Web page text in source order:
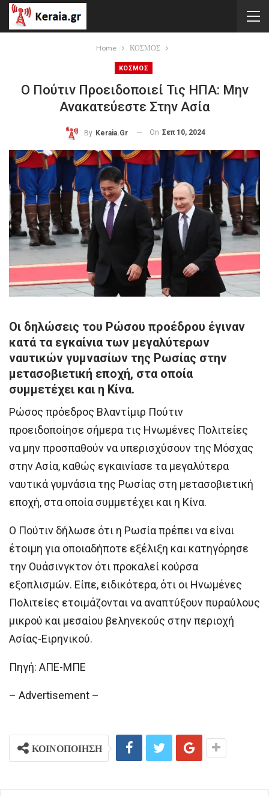
Home ΚΟΣΜΟΣ
ΚΟΣΜΟΣ
Ο Πούτιν Προειδοποιεί Τις ΗΠΑ: Μην
Ανακατεύεστε Στην Ασία
By Keraia.gr On Σεπ 10, 2024
Οι δηλώσεις του Ρώσου προέδρου έγιναν
κατά τα εγκαίνια των μεγαλύτερων
ναυτικών γυμνασίων της Ρωσίας στην
μετασοβιετική εποχή, στα οποία
συμμετέχει και η Κίνα.
Ρώσος πρόεδρος Βλαντίμιρ Πούτιν
προειδοποίησε σήμερα τις Ηνωμένες Πολιτείες
να μην προσπαθούν να υπερισχύσουν της Μόσχας
στην Ασία, καθώς εγκαινίασε τα μεγαλύτερα
ναυτικά γυμνάσια της Ρωσίας στη μετασοβιετική
εποχή, στα οποία συμμετέχει και η Κίνα.
Ο Πούτιν δήλωσε ότι η Ρωσία πρέπει να είναι
έτοιμη για οποιαδήποτε εξέλιξη και κατηγόρησε
την Ουάσινγκτον ότι προκαλεί κούρσα
εξοπλισμών. Είπε, ειδικότερα, ότι οι Ηνωμένες
Πολιτείες ετοιμάζονται να αναπτύξουν πυραύλους
μικρού και μεσαίου βεληνεκούς στην περιοχή
Ασίας-Ειρηνικού.
Πηγή: ΑΠΕ-ΜΠΕ
– Advertisement –
ΚΟΙΝΟΠΟΙΗΣΗ